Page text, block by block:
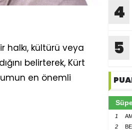
halkı, kültürü veya
belirterek, Kürt
en önemli
4
5
1
2